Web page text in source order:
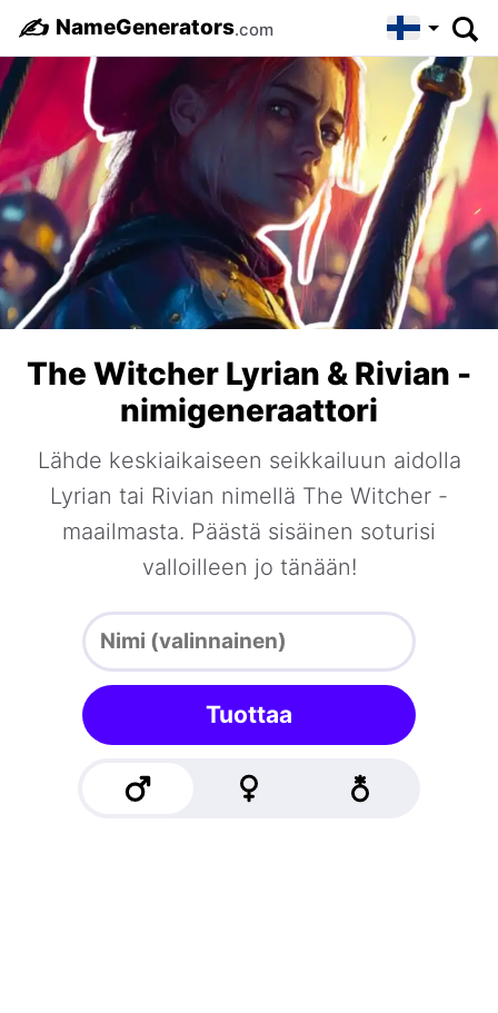
✍️ NameGenerators.com
The Witcher Lyrian & Rivian -
nimigeneraattori
Lähde keskiaikaiseen seikkailuun aidolla
Lyrian tai Rivian nimellä The Witcher -
maailmasta. Päästä sisäinen soturisi
valloilleen jo tänään!
Tuottaa